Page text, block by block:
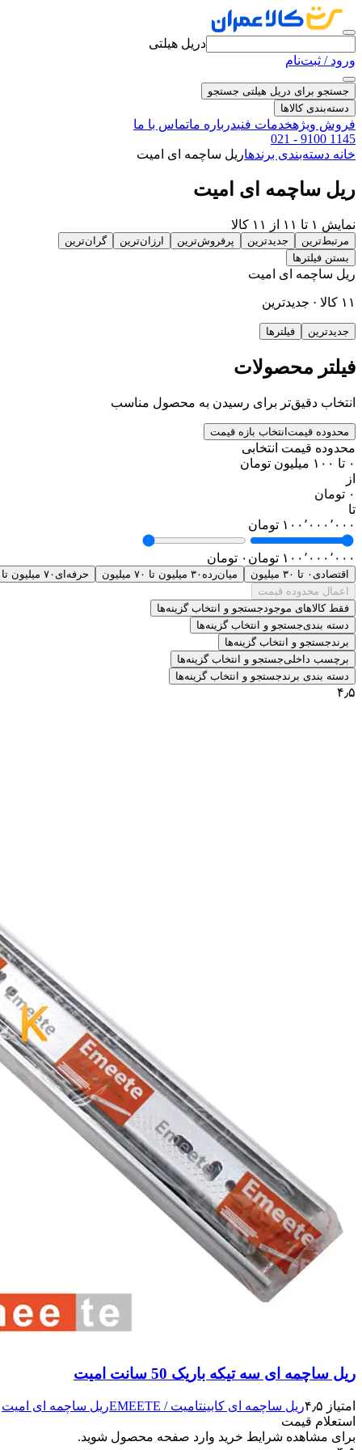
دریل هیلتی
ورود / ثبت‌نام
جستجو برای دریل هیلتی جستجو
دسته‌بندی کالاها
فروش ویژهخدمات فنیدرباره ماتماس با ما
021 - 9100 1145
خانه دسته‌بندی برندهاریل ساچمه ای امیت
ریل ساچمه ای امیت
نمایش ۱ تا ۱۱ از ۱۱ کالا
مرتبط‌ترین جدیدترین پرفروش‌ترین ارزان‌ترین
گران‌ترین
بستن فیلترها
ریل ساچمه ای امیت
۱۱ کالا · جدیدترین
جدیدترین فیلترها
فیلتر محصولات
انتخاب دقیق‌تر برای رسیدن به محصول مناسب
محدوده قیمتانتخاب بازه قیمت
محدوده قیمت انتخابی
۰ تا ۱۰۰ میلیون تومان
از
۰ تومان
تا
۱۰۰٬۰۰۰٬۰۰۰ تومان
۱۰۰٬۰۰۰٬۰۰۰ تومان ۰ تومان
اقتصادی ۰ تا ۳۰ میلیون میان‌رده ۳۰ میلیون تا ۷۰ میلیون حرفه‌ای ۷۰ میلیون تا ۱۰۰ میلیون
اعمال محدوده قیمت
فقط کالاهای موجود جستجو و انتخاب گزینه‌ها
دسته بندیجستجو و انتخاب گزینه‌ها
برند جستجو و انتخاب گزینه‌ها
برچسب داخلیجستجو و انتخاب گزینه‌ها
دسته بندی برند جستجو و انتخاب گزینه‌ها
۴٫۵
ریل ساچمه ای سه تیکه باریک 50 سانت امیت
امتیاز ۴٫۵ ریل ساچمه ای کابینتامیت / EMEETE
ریل ساچمه ای امیت
استعلام قیمت
برای مشاهده شرایط خرید وارد صفحه محصول شوید.